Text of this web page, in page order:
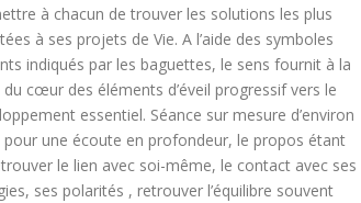
à chacun de trouver les solutions les plus
à ses projets de Vie. A l’aide des symboles
indiqués par les baguettes, le sens fournit à la
du cœur des éléments d’éveil progressif vers le
essentiel. Séance sur mesure d’environ
pour une écoute en profondeur, le propos étant
le lien avec soi-même, le contact avec ses
ses polarités , retrouver l’équilibre souvent